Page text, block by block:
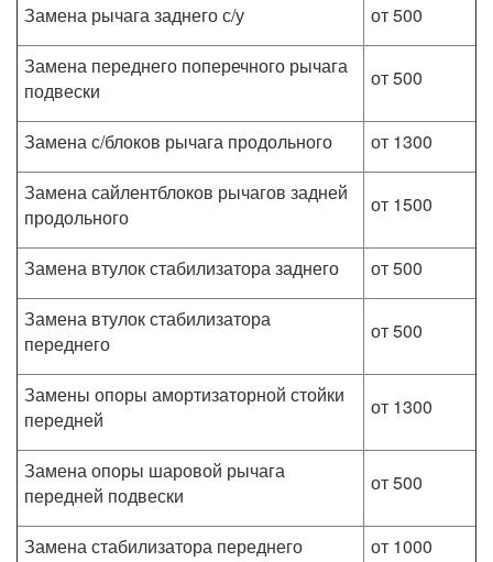
Замена рычага заднего с/у
от 500
Замена переднего поперечного рычага
подвески
от 500
Замена с/блоков рычага продольного
от 1300
Замена сайлентблоков рычагов задней
продольного
от 1500
Замена втулок стабилизатора заднего
от 500
Замена втулок стабилизатора
переднего
от 500
Замены опоры амортизаторной стойки
передней
от 1300
Замена опоры шаровой рычага
передней подвески
от 500
Замена стабилизатора переднего
от 1000